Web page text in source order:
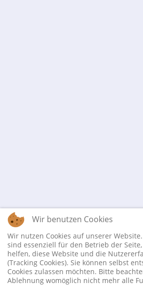
Wir benutzen Cookies
Wir nutzen Cookies auf unserer
sind essenziell für den Betrieb der
helfen, diese Website und die
(Tracking Cookies). Sie können selbst
Cookies zulassen möchten. Bitte
Ablehnung womöglich nicht mehr alle